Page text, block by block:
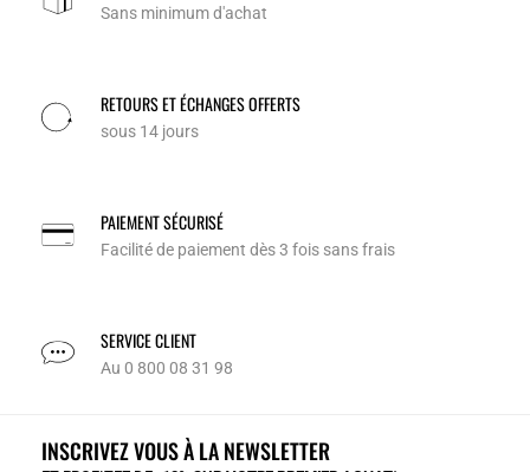
Sans minimum d'achat
RETOURS ET ÉCHANGES OFFERTS
sous 14 jours
PAIEMENT SÉCURISÉ
Facilité de paiement dès 3 fois sans frais
SERVICE CLIENT
Au 0 800 08 31 98
INSCRIVEZ VOUS À LA NEWSLETTER